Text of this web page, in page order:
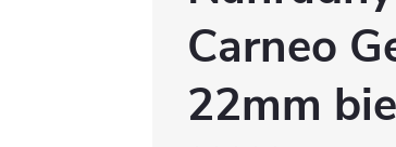
Carneo
22mm